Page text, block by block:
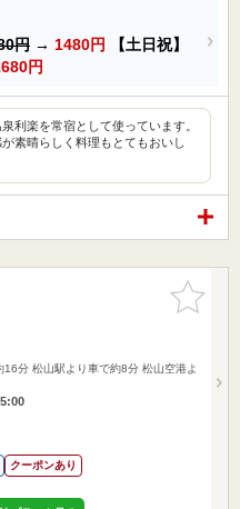
円 → 1480円
【土日祝】
円
利楽を常宿として使っています。
素晴らしく料理もとてもおいし
お気に入
りに追加
16分 松山駅より車で約8分 松山空港よ
クーポンあり